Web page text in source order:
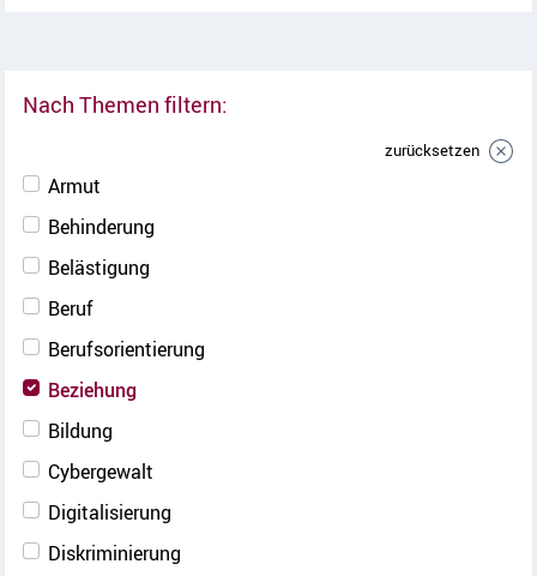
Nach Themen filtern:
Armut
Behinderung
Belästigung
Beruf
Berufsorientierung
Beziehung
Bildung
Cybergewalt
Digitalisierung
Diskriminierung
zurücksetzen